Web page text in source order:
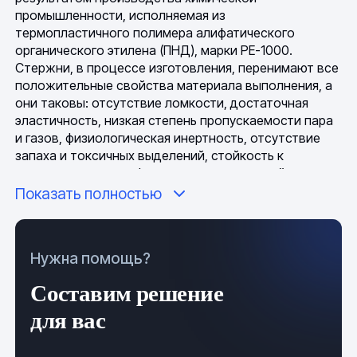
промышленности, исполняемая из
термопластичного полимера алифатического
органического этилена (ПНД), марки PE-1000.
Стержни, в процессе изготовления, перенимают все
положительные свойства материала выполнения, а
они таковы: отсутствие ломкости, достаточная
эластичность, низкая степень пропускаемости пара
и газов, физиологическая инертность, отсутствие
запаха и токсичных выделений, стойкость к
агрессивным атмосферным влияниям, устойчивость
к температурным перепадам. Изделия, этого типажа,
затребованный диаметр), а значит значимую
Климатические и погодные условия хранения и
слабовыраженное влияние на их общее физическое
Показать полностью
Нужна помощь?
Составим решение
для вас